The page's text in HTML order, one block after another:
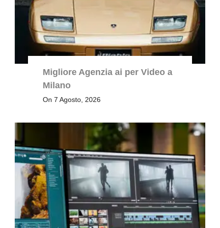
Migliore Agenzia ai per Video a
Milano
On 7 Agosto, 2026